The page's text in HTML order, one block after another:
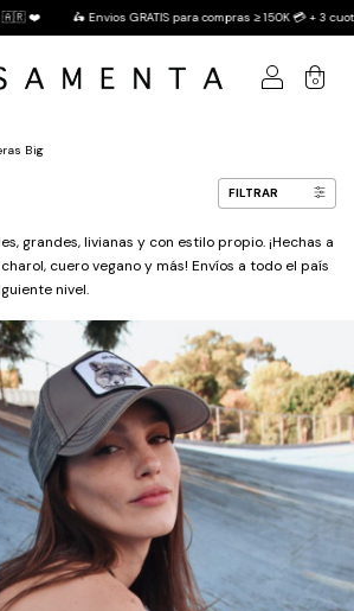
GRATIS para compras ≥ 150K 💳 + 3 cuotas sin interés
0
Big
FILTRAR
grandes, livianas y con estilo propio. ¡Hechas a
cuero vegano y más! Envíos a todo el país
nivel.